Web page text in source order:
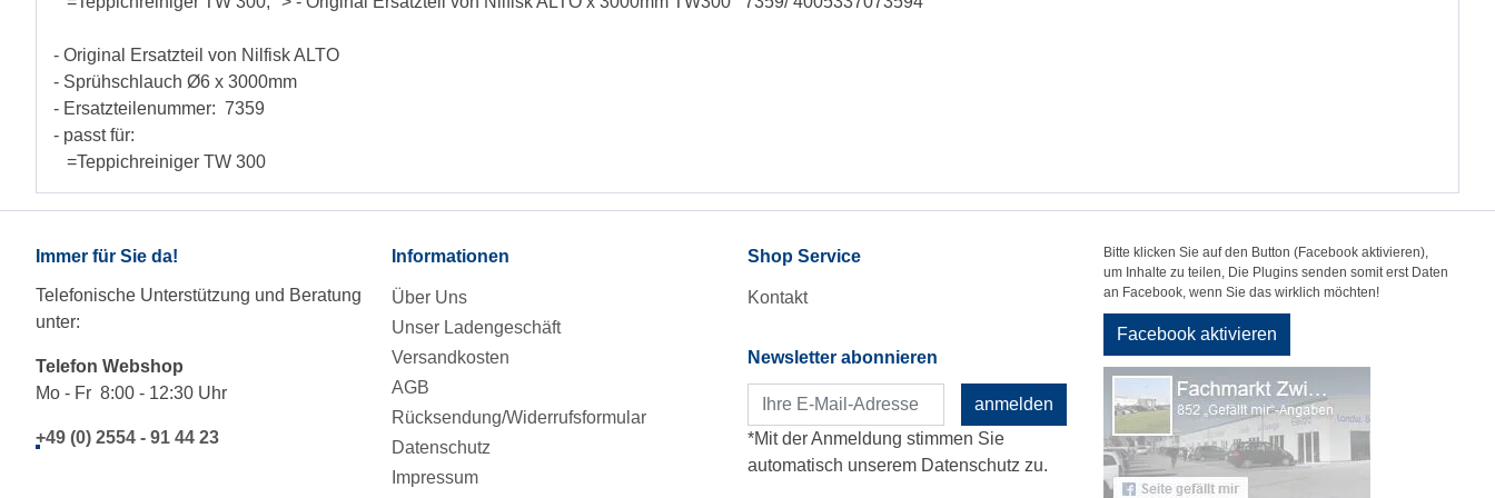
- Original Ersatzteil von Nilfisk ALTO
- Sprühschlauch Ø6 x 3000mm
- Ersatzteilenummer: 7359
- passt für:
=Teppichreiniger TW 300
Immer für Sie da!
Telefonische Unterstützung und Beratung
unter:
Telefon Webshop
Mo - Fr 8:00 - 12:30 Uhr
+49 (0) 2554 - 91 44 23
Informationen
Über Uns
Unser Ladengeschäft
Versandkosten
AGB
Rücksendung/Widerrufsformular
Datenschutz
Impressum
Shop Service
Kontakt
Newsletter abonnieren
anmelden
*Mit der Anmeldung stimmen Sie
automatisch unserem Datenschutz zu.
Bitte klicken Sie auf den Button (Facebook aktivieren),
um Inhalte zu teilen, Die Plugins senden somit erst Daten
an Facebook, wenn Sie das wirklich möchten!
Facebook aktivieren